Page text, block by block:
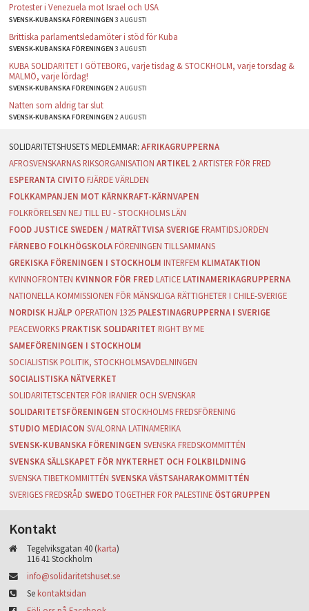
Protester i Venezuela mot Israel och USA
SVENSK-KUBANSKA FÖRENINGEN3 AUGUSTI
Brittiska parlamentsledamöter i stöd för Kuba
SVENSK-KUBANSKA FÖRENINGEN3 AUGUSTI
KUBA SOLIDARITET I GÖTEBORG, varje tisdag & STOCKHOLM, varje torsdag &
MALMÖ, varje lördag!
SVENSK-KUBANSKA FÖRENINGEN2 AUGUSTI
Natten som aldrig tar slut
SVENSK-KUBANSKA FÖRENINGEN2 AUGUSTI
AFRIKAGRUPPERNA
AFROSVENSKARNAS RIKSORGANISATION ARTIKEL 2 ARTISTER FÖR FRED
ESPERANTA CIVITO FJÄRDE VÄRLDEN
FOLKKAMPANJEN MOT KÄRNKRAFT-KÄRNVAPEN
FOLKRÖRELSEN NEJ TILL EU - STOCKHOLMS LÄN
FOOD JUSTICE SWEDEN / MATRÄTTVISA SVERIGE FRAMTIDSJORDEN
FÄRNEBO FOLKHÖGSKOLA FÖRENINGEN TILLSAMMANS
GREKISKA FÖRENINGEN I STOCKHOLM INTERFEM KLIMATAKTION
KVINNOFRONTEN KVINNOR FÖR FRED LATICE LATINAMERIKAGRUPPERNA
NATIONELLA KOMMISSIONEN FÖR MÄNSKLIGA RÄTTIGHETER I CHILE-SVERIGE
NORDISK HJÄLP OPERATION 1325 PALESTINAGRUPPERNA I SVERIGE
PEACEWORKS PRAKTISK SOLIDARITET RIGHT BY ME
SAMEFÖRENINGEN I STOCKHOLM
SOCIALISTISK POLITIK, STOCKHOLMSAVDELNINGEN
SOCIALISTISKA NÄTVERKET
SOLIDARITETSCENTER FÖR IRANIER OCH SVENSKAR
SOLIDARITETSFÖRENINGEN STOCKHOLMS FREDSFÖRENING
STUDIO MEDIACON SVALORNA LATINAMERIKA
SVENSK-KUBANSKA FÖRENINGEN SVENSKA FREDSKOMMITTÉN
SVENSKA SÄLLSKAPET FÖR NYKTERHET OCH FOLKBILDNING
SVENSKA TIBETKOMMITTÉN SVENSKA VÄSTSAHARAKOMMITTÉN
SVERIGES FREDSRÅD SWEDO TOGETHER FOR PALESTINE ÖSTGRUPPEN
Kontakt
Tegelviksgatan 40 (karta)
116 41 Stockholm
info@solidaritetshuset.se
Se kontaktsidan